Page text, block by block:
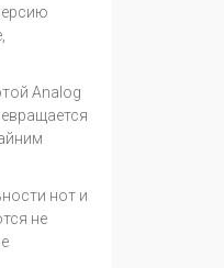
Analog
нот и
не